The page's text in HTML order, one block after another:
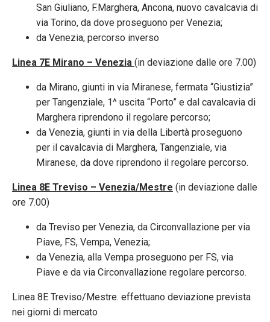
San Giuliano, F.Marghera, Ancona, nuovo cavalcavia di
via Torino, da dove proseguono per Venezia;
da Venezia, percorso inverso
Linea 7E Mirano – Venezia (in deviazione dalle ore 7.00)
da Mirano, giunti in via Miranese, fermata “Giustizia”
per Tangenziale, 1^ uscita “Porto” e dal cavalcavia di
Marghera riprendono il regolare percorso;
da Venezia, giunti in via della Libertà proseguono
per il cavalcavia di Marghera, Tangenziale, via
Miranese, da dove riprendono il regolare percorso.
Linea 8E Treviso – Venezia/Mestre (in deviazione dalle
ore 7.00)
da Treviso per Venezia, da Circonvallazione per via
Piave, FS, Vempa, Venezia;
da Venezia, alla Vempa proseguono per FS, via
Piave e da via Circonvallazione regolare percorso.
Linea 8E Treviso/Mestre. effettuano deviazione prevista
nei giorni di mercato